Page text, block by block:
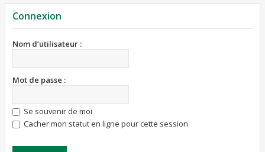
c
Connexion
Nom d’utilisateur :
Mot de passe :
Se souvenir de moi
Cacher mon statut en ligne pour cette session